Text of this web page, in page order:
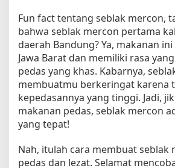
Fun fact tentang seblak mercon,
bahwa seblak mercon pertama
daerah Bandung? Ya, makanan
Jawa Barat dan memiliki rasa
pedas yang khas. Kabarnya,
membuatmu berkeringat karena
kepedasannya yang tinggi. Jadi,
makanan pedas, seblak mercon
yang tepat!
Nah, itulah cara membuat seblak
pedas dan lezat. Selamat